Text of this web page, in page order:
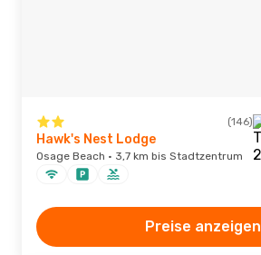
(146)
Hawk's Nest Lodge
Osage Beach · 3,7 km bis Stadtzentrum
Preise anzeigen